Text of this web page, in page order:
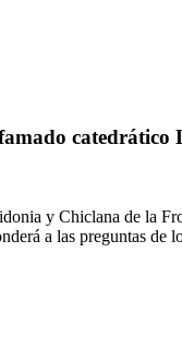
catedrático
y Chiclana de la
a las preguntas